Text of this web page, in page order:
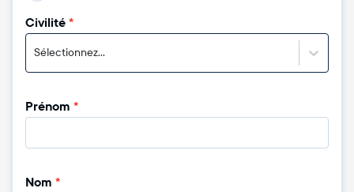
Civilité*
Sélectionnez...
Prénom *
Nom *